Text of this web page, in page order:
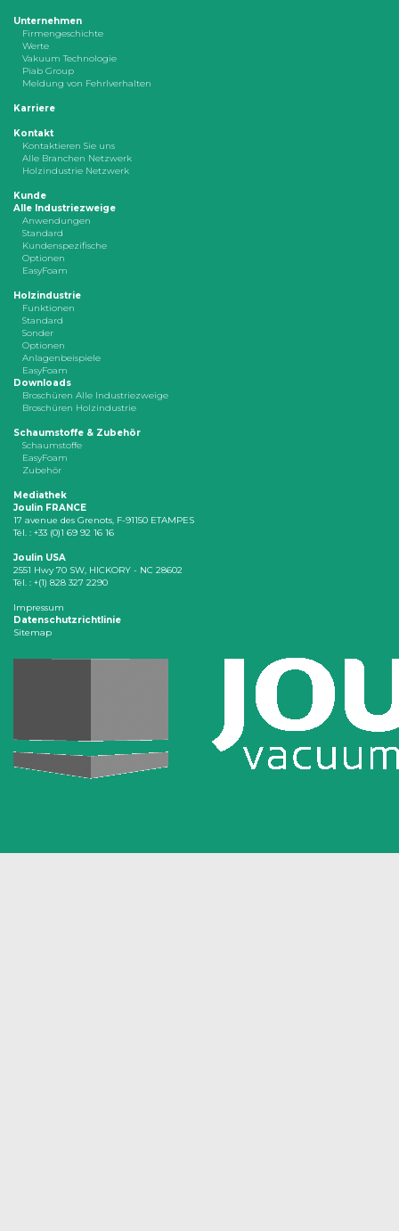
Unternehmen
Firmengeschichte
Werte
Vakuum Technologie
Piab Group
Meldung von Fehrlverhalten
Karriere
Kontakt
Kontaktieren Sie uns
Alle Branchen Netzwerk
Holzindustrie Netzwerk
Kunde
Alle Industriezweige
Anwendungen
Standard
Kundenspezifische
Optionen
EasyFoam
Holzindustrie
Funktionen
Standard
Sonder
Optionen
Anlagenbeispiele
EasyFoam
Downloads
Broschüren Alle Industriezweige
Broschüren Holzindustrie
Schaumstoffe & Zubehör
Schaumstoffe
EasyFoam
Zubehör
Mediathek
Joulin FRANCE
17 avenue des Grenots, F-91150 ETAMPES
Tél. : +33 (0)1 69 92 16 16
Joulin USA
2551 Hwy 70 SW, HICKORY - NC 28602
Tél. : +(1) 828 327 2290
Impressum
Datenschutzrichtlinie
Sitemap